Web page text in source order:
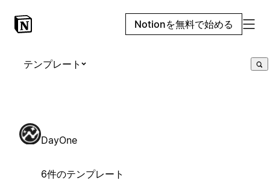
Notionを無料で始める
テンプレート
DayOne
6件のテンプレート